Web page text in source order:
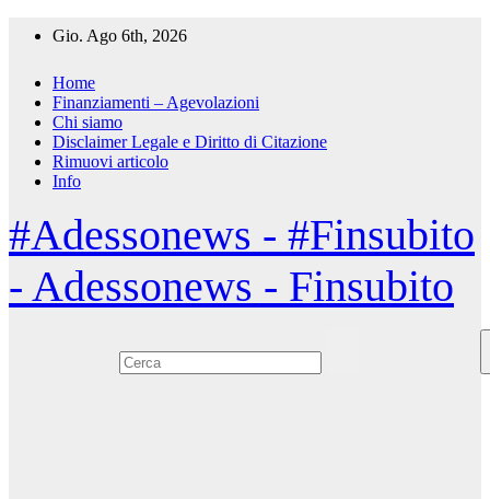
Gio. Ago 6th, 2026
Home
Finanziamenti – Agevolazioni
Chi siamo
Disclaimer Legale e Diritto di Citazione
Rimuovi articolo
Info
#Adessonews - #Finsubito
- Adessonews - Finsubito